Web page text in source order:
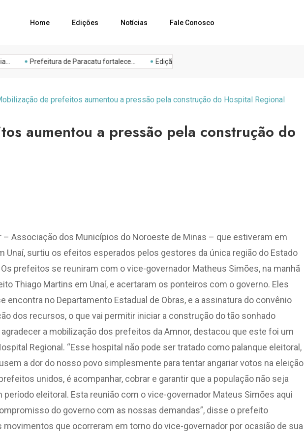
Home Edições Notícias Fale Conosco
Prefeitura de Paracatu fortalece... Edição 270 – Julho...
de prefeitos aumentou a pressão pela construção do Hospital Regional
aumentou a pressão pela construção do
Associação dos Municípios do Noroeste de Minas – que estiveram em
Unaí, surtiu os efeitos esperados pelos gestores da única região do Estado
prefeitos se reuniram com o vice-governador Matheus Simões, na manhã
Thiago Martins em Unaí, e acertaram os ponteiros com o governo. Eles
encontra no Departamento Estadual de Obras, e a assinatura do convênio
dos recursos, o que vai permitir iniciar a construção do tão sonhado
a mobilização dos prefeitos da Amnor, destacou que este foi um
Regional. “Esse hospital não pode ser tratado como palanque eleitoral,
a dor do nosso povo simplesmente para tentar angariar votos na eleição
unidos, é acompanhar, cobrar e garantir que a população não seja
eleitoral. Esta reunião com o vice-governador Mateus Simões aqui
do governo com as nossas demandas”, disse o prefeito
que ocorreram em torno do vice-governador por ocasião de sua